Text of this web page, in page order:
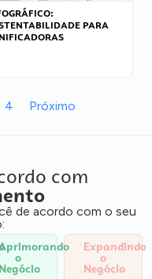
PARA
4 Próximo
com
de acordo com o seu
o
Negócio
Expandindo
o
Negócio